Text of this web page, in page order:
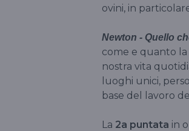
ovini, in
Newton - Quello
come e quanto
nostra vita
luoghi unici,
base del lavoro
La 2a puntata in